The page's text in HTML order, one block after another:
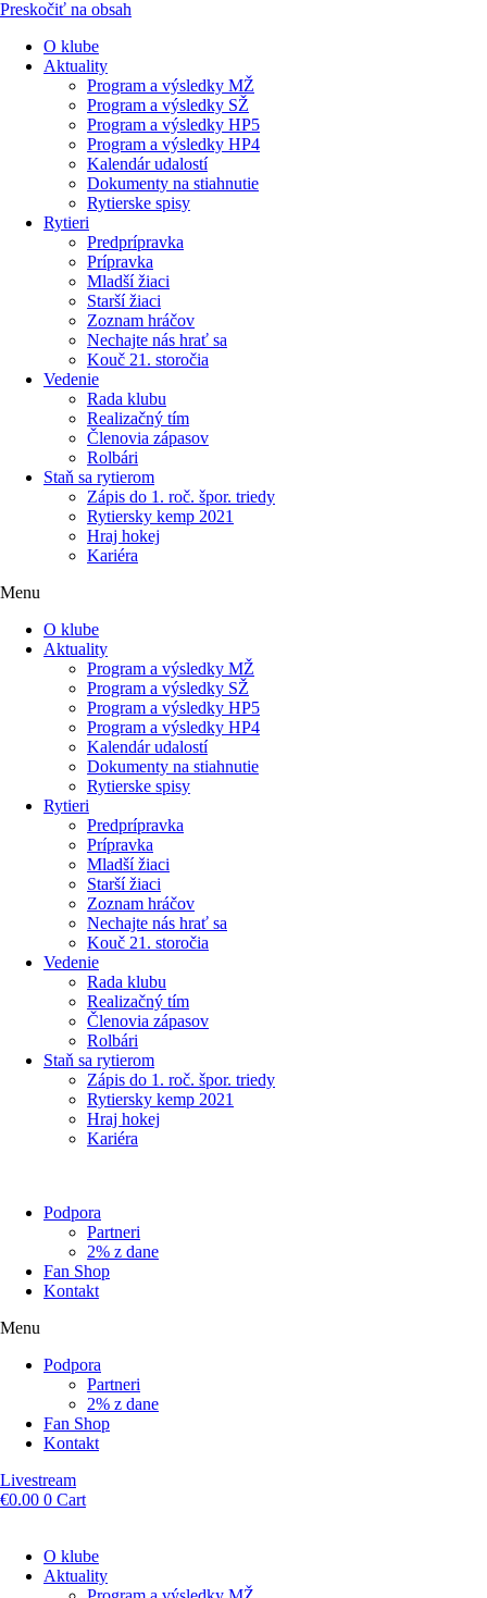
Preskočiť na obsah
O klube
Aktuality
Program a výsledky MŽ
Program a výsledky SŽ
Program a výsledky HP5
Program a výsledky HP4
Kalendár udalostí
Dokumenty na stiahnutie
Rytierske spisy
Rytieri
Predprípravka
Prípravka
Mladší žiaci
Starší žiaci
Zoznam hráčov
Nechajte nás hrať sa
Kouč 21. storočia
Vedenie
Rada klubu
Realizačný tím
Členovia zápasov
Rolbári
Staň sa rytierom
Zápis do 1. roč. špor. triedy
Rytiersky kemp 2021
Hraj hokej
Kariéra
Menu
O klube
Aktuality
Program a výsledky MŽ
Program a výsledky SŽ
Program a výsledky HP5
Program a výsledky HP4
Kalendár udalostí
Dokumenty na stiahnutie
Rytierske spisy
Rytieri
Predprípravka
Prípravka
Mladší žiaci
Starší žiaci
Zoznam hráčov
Nechajte nás hrať sa
Kouč 21. storočia
Vedenie
Rada klubu
Realizačný tím
Členovia zápasov
Rolbári
Staň sa rytierom
Zápis do 1. roč. špor. triedy
Rytiersky kemp 2021
Hraj hokej
Kariéra
Podpora
Partneri
2% z dane
Fan Shop
Kontakt
Menu
Podpora
Partneri
2% z dane
Fan Shop
Kontakt
Livestream
€0.00 0 Cart
O klube
Aktuality